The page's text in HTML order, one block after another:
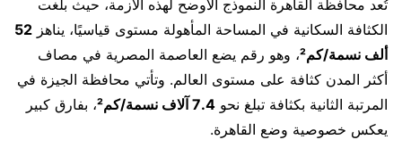
تُعد محافظة القاهرة النموذج الأوضح لهذه الأزمة، حيث بلغت
الكثافة السكانية في المساحة المأهولة مستوى قياسيًا، يناهز 52
ألف نسمة/كم² ، وهو رقم يضع العاصمة المصرية في مصاف
أكثر المدن كثافة على مستوى العالم. وتأتي محافظة الجيزة في
المرتبة الثانية بكثافة تبلغ نحو 7.4 آلاف نسمة/كم²
، بفارق كبير
يعكس خصوصية وضع القاهرة.